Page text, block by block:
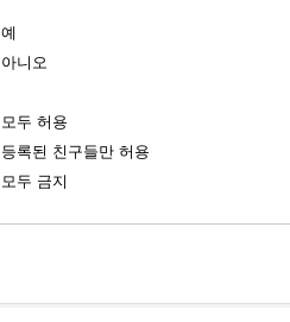
예
아니오
모두 허용
등록된 친구들만 허용
모두 금지